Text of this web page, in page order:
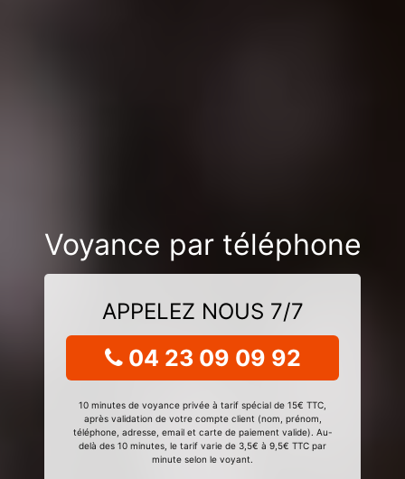
Voyance par téléphone
APPELEZ NOUS 7/7
04 23 09 09 92
10 minutes de voyance privée à tarif spécial de 15€ TTC,
après validation de votre compte client (nom, prénom,
téléphone, adresse, email et carte de paiement valide). Au-
delà des 10 minutes, le tarif varie de 3,5€ à 9,5€ TTC par
minute selon le voyant.